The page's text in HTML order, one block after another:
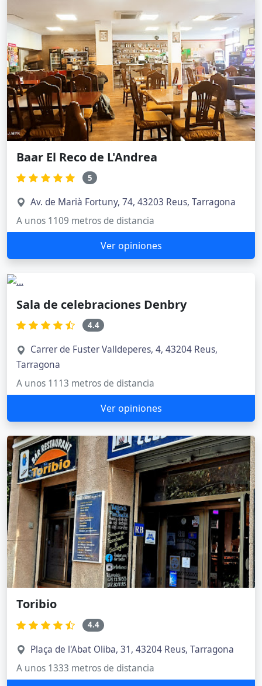
Baar El Reco de L'Andrea
5
Av. de Marià Fortuny, 74, 43203 Reus, Tarragona
A unos 1109 metros de distancia
Ver opiniones
Sala de celebraciones Denbry
4.4
Carrer de Fuster Valldeperes, 4, 43204 Reus,
Tarragona
A unos 1113 metros de distancia
Ver opiniones
Toribio
4.4
Plaça de l'Abat Oliba, 31, 43204 Reus, Tarragona
A unos 1333 metros de distancia